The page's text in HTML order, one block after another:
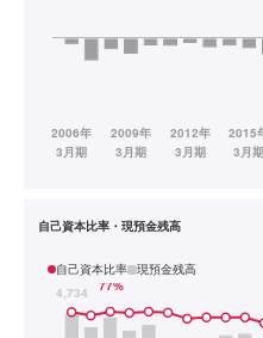
自己資本比率・現預金残高
自己資本比率 現預金残高